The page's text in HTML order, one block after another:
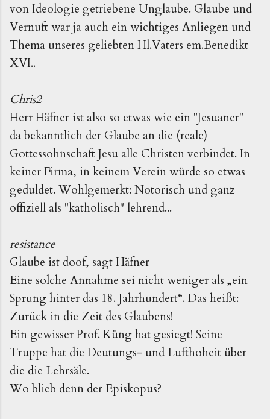
von Ideologie getriebene Unglaube. Glaube und
Vernuft war ja auch ein wichtiges Anliegen und
Thema unseres geliebten Hl.Vaters em.Benedikt
XVI..
Chris2
Herr Häfner ist also so etwas wie ein "Jesuaner"
da bekanntlich der Glaube an die (reale)
Gottessohnschaft Jesu alle Christen verbindet. In
keiner Firma, in keinem Verein würde so etwas
geduldet. Wohlgemerkt: Notorisch und ganz
offiziell als "katholisch" lehrend...
resistance
Glaube ist doof, sagt Häfner
Eine solche Annahme sei nicht weniger als „ein
Sprung hinter das 18. Jahrhundert“. Das heißt:
Zurück in die Zeit des Glaubens!
Ein gewisser Prof. Küng hat gesiegt! Seine
Truppe hat die Deutungs- und Lufthoheit über
die die Lehrsäle.
Wo blieb denn der Episkopus?